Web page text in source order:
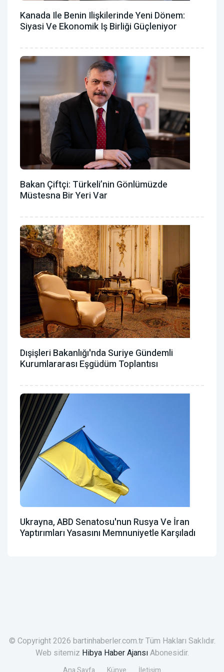
Kanada Ile Benin Ilişkilerinde Yeni Dönem:
Siyasi Ve Ekonomik Iş Birliği Güçleniyor
Bakan Çiftçi: Türkeli’nin Gönlümüzde
Müstesna Bir Yeri Var
Dışişleri Bakanlığı'nda Suriye Gündemli
Kurumlararası Eşgüdüm Toplantısı
Ukrayna, ABD Senatosu'nun Rusya Ve İran
Yaptırımları Yasasını Memnuniyetle Karşıladı
© Copyright 2026 bartinhaberler.com.tr Tüm Hakları Saklıdır.
Web sitemiz Hibya Haber AjansıAbonesidir.